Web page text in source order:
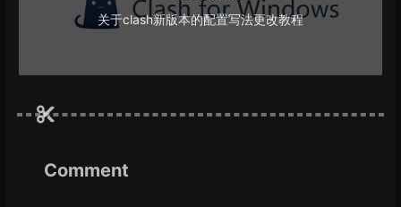
关于clash新版本的配置写法更改教程
Comment